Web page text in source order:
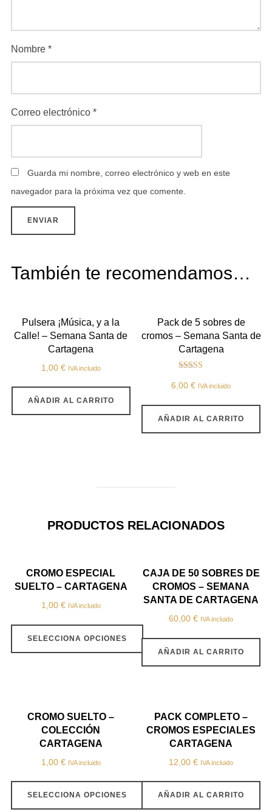
Nombre *
Correo electrónico *
Guarda mi nombre, correo electrónico y web en este
navegador para la próxima vez que comente.
También te recomendamos…
Pulsera ¡Música, y a la
Calle! – Semana Santa de
Cartagena
1,00 € IVA incluido
AÑADIR AL CARRITO
Pack de 5 sobres de
cromos – Semana Santa de
Cartagena
5.00
6,00€ IVA incluido
AÑADIR AL CARRITO
PRODUCTOS RELACIONADOS
CROMO ESPECIAL
SUELTO – CARTAGENA
1,00 € IVA incluido
SELECCIONA OPCIONES
CAJA DE 50 SOBRES DE
CROMOS – SEMANA
SANTA DE CARTAGENA
60,00€ IVA incluido
AÑADIR AL CARRITO
CROMO SUELTO –
COLECCIÓN
CARTAGENA
1,00 € IVA incluido
SELECCIONA OPCIONES
PACK COMPLETO –
CROMOS ESPECIALES
CARTAGENA
12,00€ IVA incluido
AÑADIR AL CARRITO